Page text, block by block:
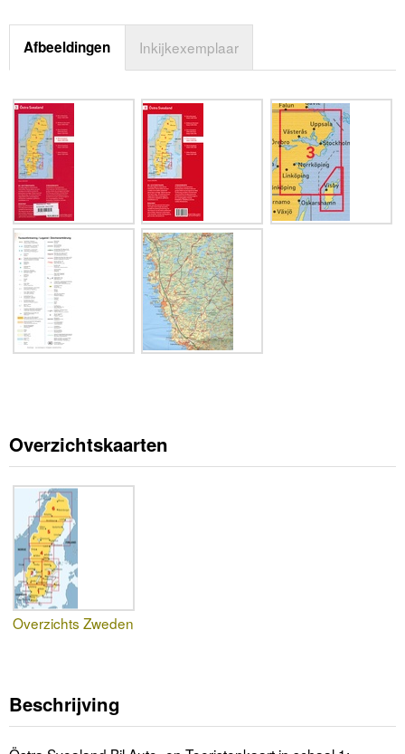
Afbeeldingen Inkijkexemplaar
Overzichtskaarten
Overzichts Zweden
Beschrijving